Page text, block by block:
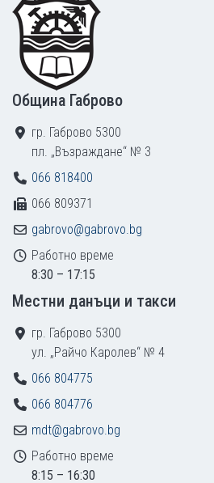
Община Габрово
гр. Габрово 5300
пл. „Възраждане“ № 3
066 818400
066 809371
gabrovo@gabrovo.bg
Работно време
8:30 – 17:15
Местни данъци и такси
гр. Габрово 5300
ул. „Райчо Каролев“ № 4
066 804775
066 804776
mdt@gabrovo.bg
Работно време
8:15 – 16:30